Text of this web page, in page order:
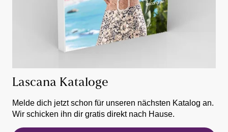
Lascana Kataloge
Melde dich jetzt schon für unseren nächsten Katalog an.
Wir schicken ihn dir gratis direkt nach Hause.